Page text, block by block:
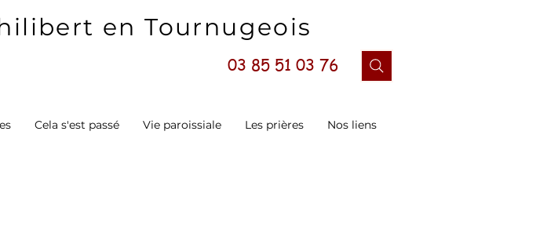
en Tournugeois
03 85 51 03 76
Cela s'est passé Vie paroissiale Les prières Nos liens